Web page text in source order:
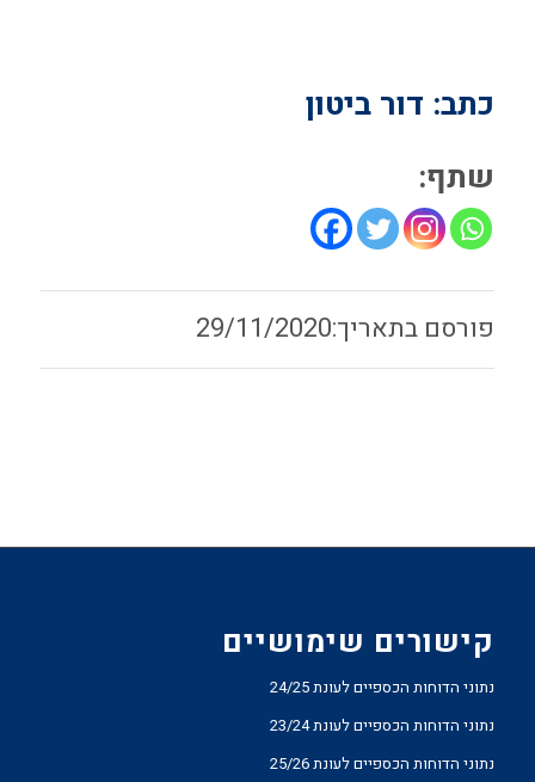
כתב: דור ביטון
שתף:
29/11/2020
קישורים שימושיים
נתוני הדוחות הכספיים לעונת 24/25
נתוני הדוחות הכספיים לעונת 23/24
נתוני הדוחות הכספיים לעונת 25/26